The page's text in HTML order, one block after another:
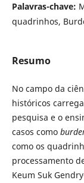
Palavras-chave:
quadrinhos,
Resumo
No campo da
históricos
pesquisa e o
casos como
como os
processamento
Keum Suk